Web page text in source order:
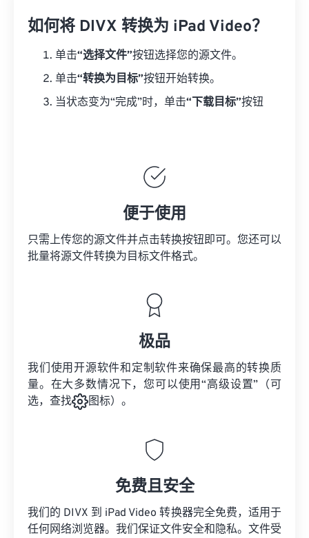
如何将 DIVX 转换为 iPad Video？
单击“选择文件”按钮选择您的源文件。
单击“转换为目标”按钮开始转换。
当状态变为“完成”时，单击“下载目标”按钮
便于使用
只需上传您的源文件并点击转换按钮即可。您还可以
批量将源文件转换为目标文件格式。
极品
我们使用开源软件和定制软件来确保最高的转换质
量。在大多数情况下，您可以使用“高级设置”（可
选，查找
图标）。
免费且安全
我们的 DIVX 到 iPad Video 转换器完全免费，适用于
任何网络浏览器。我们保证文件安全和隐私。文件受